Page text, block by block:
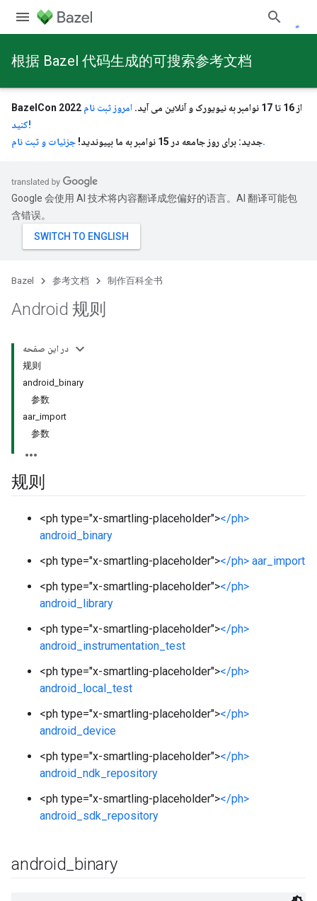
根据 Bazel 代码生成的可搜索参考文档
BazelCon 2022 از 16 تا 17 نوامبر به نیویورک و آنلاین می آید.
امروز ثبت نام
کنید!
جدید: برای روز جامعه در 15 نوامبر به ما بپیوندید!جزئیات و ثبت نام.
Google 会使用 AI 技术将内容翻译成您偏好的语言。AI 翻译可能包
含错误。
Bazel 参考文档 制作百科全书
Android 规则
در این صفحه
规则
android_binary
参数
aar_import
参数
规则
<ph type="x-smartling-placeholder"></ph>
android_binary
<ph type="x-smartling-placeholder"></ph> aar_import
<ph type="x-smartling-placeholder"></ph>
android_library
<ph type="x-smartling-placeholder"></ph>
android_instrumentation_test
<ph type="x-smartling-placeholder"></ph>
android_local_test
<ph type="x-smartling-placeholder"></ph>
android_device
<ph type="x-smartling-placeholder"></ph>
android_ndk_repository
<ph type="x-smartling-placeholder"></ph>
android_sdk_repository
android binary